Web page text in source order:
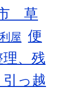
草
屋 便
、残
っ越